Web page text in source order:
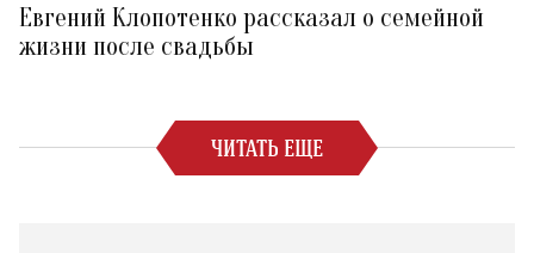
Евгений Клопотенко рассказал о семейной
жизни после свадьбы
ЧИТАТЬ ЕЩЕ